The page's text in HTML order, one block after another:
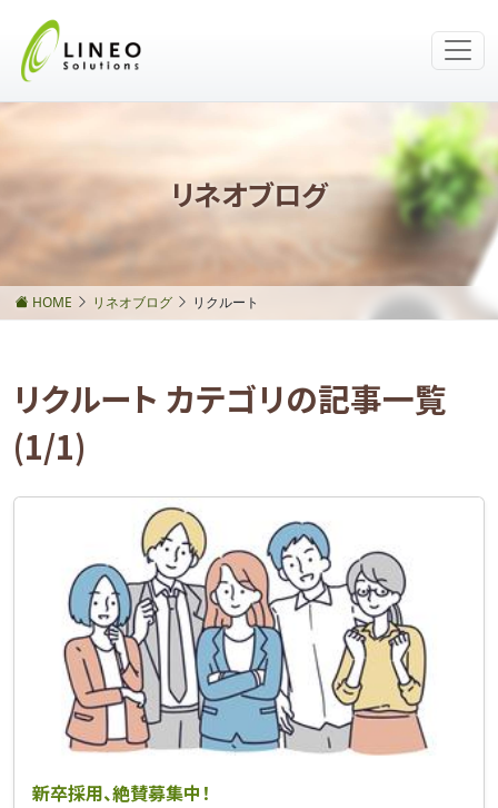
リネオブログ
HOME リネオブログ リクルート
リクルート カテゴリの記事一覧
(1/1)
新卒採用、絶賛募集中！